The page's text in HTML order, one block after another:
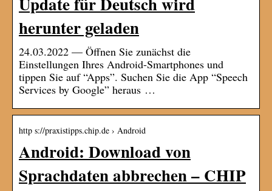
herunter geladen
24.03.2022 — Öffnen Sie zunächst die
Einstellungen Ihres Android-Smartphones und
tippen Sie auf “Apps”. Suchen Sie die App “Speech
Services by Google” heraus …
http s://praxistipps.chip.de › Android
Android: Download von
Sprachdaten abbrechen – CHIP